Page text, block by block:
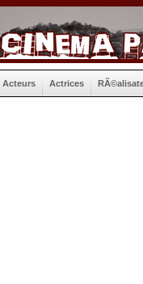
Acteurs Actrices